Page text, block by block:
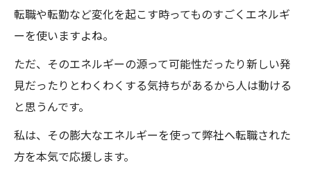
鉄筋工未経験者が社員として評価される要
点
求人選びで未経験社員が重視すべきポイン
ト
社員採用を目指す未経験者の現場作業準備
資格ゼロでも応募できる鉄筋工の魅力とは
転職や転勤など変化を起こす時ってものすごくエネルギ
ーを使いますよね。
ただ、そのエネルギーの源って可能性だったり新しい発
見だったりとわくわくする気持ちがあるから人は動ける
と思うんです。
私は、その膨大なエネルギーを使って弊社へ転職された
方を本気で応援します。